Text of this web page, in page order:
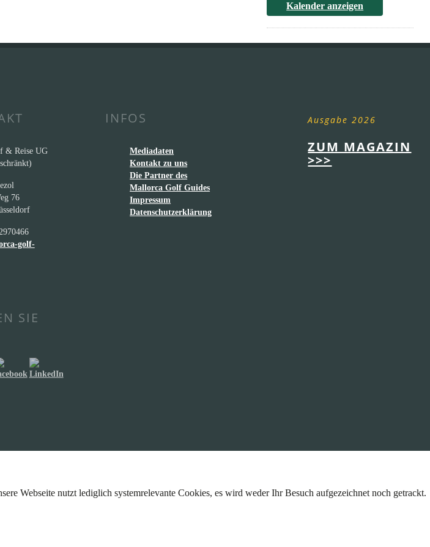
Kalender anzeigen
& Reise UG
76
golf-
SIE
INFOS
Mediadaten
Kontakt zu uns
Die Partner des
Mallorca Golf Guides
Impressum
Datenschutzerklärung
Ausgabe 2026
ZUM MAGAZIN
>>>
Webseite nutzt lediglich systemrelevante Cookies, es wird weder Ihr Besuch aufgezeichnet noch getrackt.